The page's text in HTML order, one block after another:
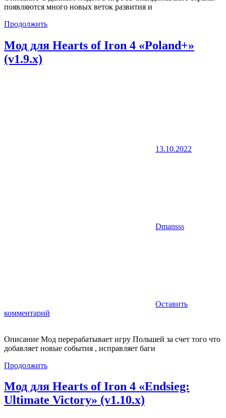
появляются много новых веток развития и
Продолжить
Мод для Hearts of Iron 4 «Poland+»
(v1.9.x)
13.10.2022
Dmansss
Оставить
комментарий
Описание Мод перерабатывает игру Польшей за счет того что
добавляет новые события , исправляет баги
Продолжить
Мод для Hearts of Iron 4 «Endsieg:
Ultimate Victory» (v1.10.x)